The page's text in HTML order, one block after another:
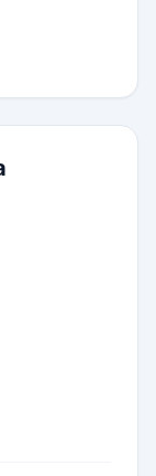
на весь
и